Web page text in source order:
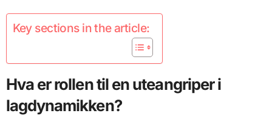
Key sections in the article:
Hva er rollen til en uteangriper i
lagdynamikken?